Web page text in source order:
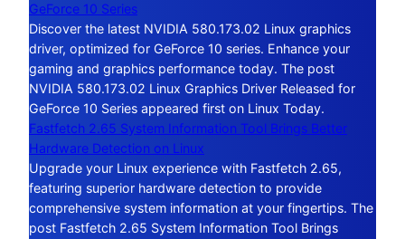
GeForce 10 Series
Discover the latest NVIDIA 580.173.02 Linux graphics
driver, optimized for GeForce 10 series. Enhance your
gaming and graphics performance today. The post
NVIDIA 580.173.02 Linux Graphics Driver Released for
GeForce 10 Series appeared first on Linux Today.
Fastfetch 2.65 System Information Tool Brings Better
Hardware Detection on Linux
Upgrade your Linux experience with Fastfetch 2.65,
featuring superior hardware detection to provide
comprehensive system information at your fingertips. The
post Fastfetch 2.65 System Information Tool Brings